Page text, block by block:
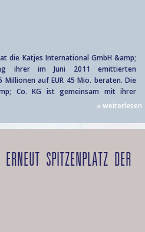
die Katjes International GmbH &amp;
ihrer im Juni 2011 emittierten
Millionen auf EUR 45 Mio. beraten. Die
Co. KG ist gemeinsam mit ihrer
» weiterlesen
SPITZENPLATZ DER